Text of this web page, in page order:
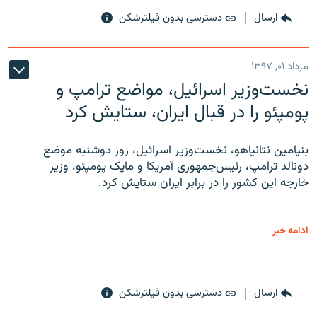
ارسال دسترسی بدون فیلترشکن
مرداد ۰۱, ۱۳۹۷
نخست‌وزیر اسرائیل، مواضع ترامپ و
پومپئو را در قبال ایران، ستایش کرد
بنیامین نتانیاهو، نخست‌وزیر اسرائیل، روز دوشنبه موضع
دونالد ترامپ، رئیس‌جمهوری آمریکا و مایک پومپئو، وزیر
خارجه این کشور را در برابر ایران ستایش کرد.
ادامه خبر
ارسال دسترسی بدون فیلترشکن